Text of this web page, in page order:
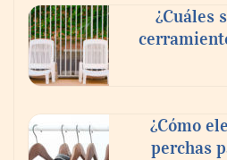
¿Cuáles
¿Cómo
perchas